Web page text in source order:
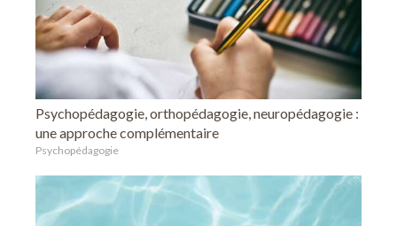
Psychopédagogie, orthopédagogie, neuropédagogie :
une approche complémentaire
Psychopédagogie